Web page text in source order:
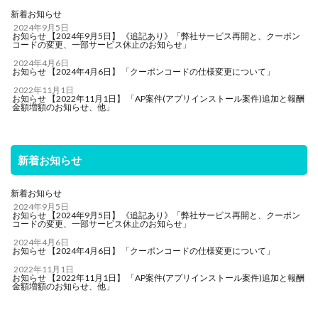
新着お知らせ
2024年9月5日
お知らせ 【2024年9月5日】 《追記あり》「弊社サービス再開と、クーポン
コードの変更、一部サービス休止のお知らせ」
2024年4月6日
お知らせ 【2024年4月6日】 「クーポンコードの仕様変更について」
2022年11月1日
お知らせ 【2022年11月1日】 「AP案件(アプリインストール案件)追加と報酬
金額増額のお知らせ、他」
新着お知らせ
新着お知らせ
2024年9月5日
お知らせ 【2024年9月5日】 《追記あり》「弊社サービス再開と、クーポン
コードの変更、一部サービス休止のお知らせ」
2024年4月6日
お知らせ 【2024年4月6日】 「クーポンコードの仕様変更について」
2022年11月1日
お知らせ 【2022年11月1日】 「AP案件(アプリインストール案件)追加と報酬
金額増額のお知らせ、他」